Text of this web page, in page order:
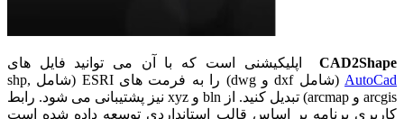
CAD2Shape اپلیکیشنی است که با آن می توانید فایل های
AutoCad
(شامل dxf و dwg) را به فرمت های ESRI (شامل shp,
arcgis و arcmap) تبدیل کنید. از bln و xyz نیز پشتیبانی می شود. رابط
کاربری برنامه بر اساس قالب استانداردی توسعه داده شده است